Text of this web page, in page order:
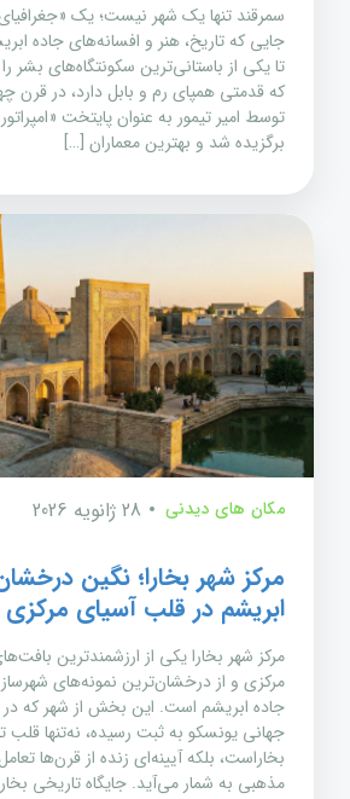
سمرقند تنها یک شهر نیست؛ یک
جایی که تاریخ، هنر و افسانه‌های جاده
تا یکی از باستانی‌ترین سکونتگاه‌های بشر
که قدمتی همپای رم و بابل دارد، در قرن
توسط امیر تیمور به عنوان پایتخت
برگزیده شد و بهترین معماران […]
مکان های دیدنی 28 ژانویه 2026
مرکز شهر بخارا؛ نگین
ابریشم در قلب آسیای مرکزی
مرکز شهر بخارا یکی از ارزشمندترین
مرکزی و از درخشان‌ترین نمونه‌های
جاده ابریشم است. این بخش از شهر که
جهانی یونسکو به ثبت رسیده، نه‌تنها قلب
بخاراست، بلکه آیینه‌ای زنده از قرن‌ها
مذهبی به شمار می‌آید. جایگاه تاریخی